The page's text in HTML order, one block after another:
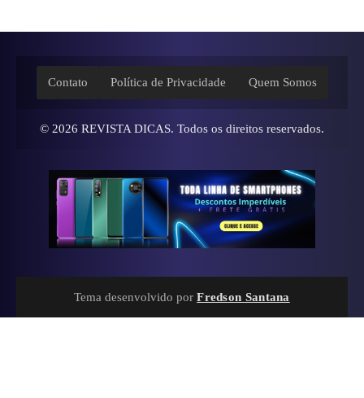
Contato Política de Privacidade Quem Somos
© 2026 REVISTA DICAS. Todos os direitos reservados.
Tema desenvolvido por Fredson Santana